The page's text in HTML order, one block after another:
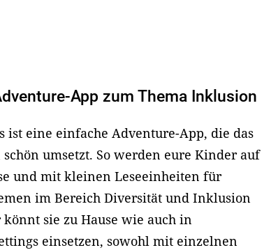
App zum Thema Inklusion
ist eine einfache Adventure-App, die das
umsetzt. So werden eure Kinder auf
und mit kleinen Leseeinheiten für
im Bereich Diversität und Inklusion
sie zu Hause wie auch in
einsetzen, sowohl mit einzelnen